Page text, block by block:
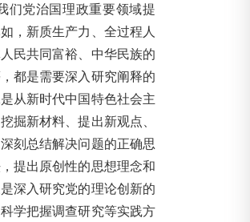
们党治国理政重要领域提
，新质生产力、全过程人
民共同富裕、中华民族的
都是需要深入研究阐释的
从新时代中国特色社会主
掘新材料、提出新观点、
刻总结解决问题的正确思
提出原创性的思想理念和
深入研究党的理论创新的
学把握调查研究等实践方